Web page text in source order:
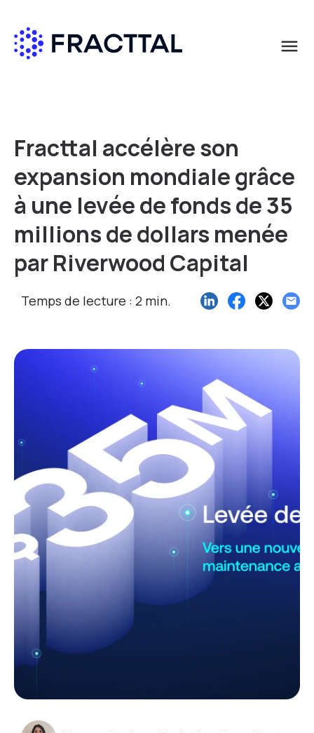
menu
Fracttal accélère son
expansion mondiale grâce
à une levée de fonds de 35
millions de dollars menée
par Riverwood Capital
Temps de lecture : 2 min.